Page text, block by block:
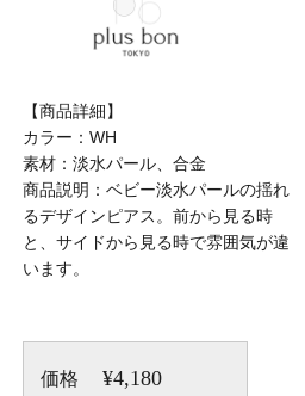
【商品詳細】
カラー：WH
素材：淡水パール、合金
商品説明：ベビー淡水パールの揺れ
るデザインピアス。前から見る時
と、サイドから見る時で雰囲気が違
います。
価格 ¥4,180